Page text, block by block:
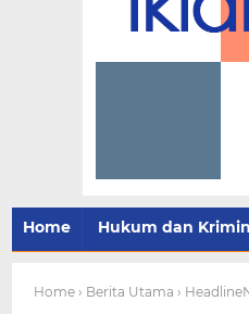
Home Hukum dan
Home › Berita Utama ›